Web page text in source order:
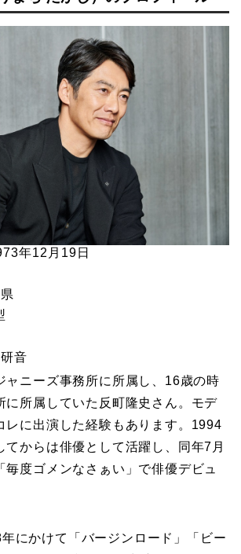
年12月19日
音
ャニーズ事務所に所属し、16歳の時
に所属していた反町隆史さん。モデ
レに出演した経験もあります。1994
てからは俳優として活躍し、同年7月
毎度ゴメンなさぁい」で俳優デビュ
にかけて「バージンロード」「ビー